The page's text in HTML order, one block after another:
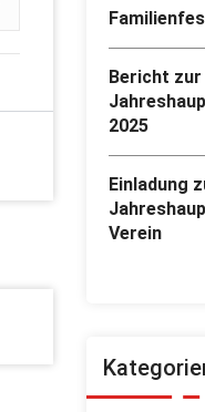
Bericht zur
2025
Einladung
Verein